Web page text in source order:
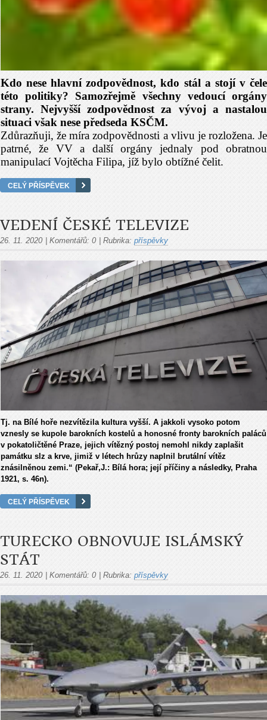
Kdo nese hlavní zodpovědnost, kdo stál a stojí v čele
této politiky? Samozřejmě všechny vedoucí orgány
strany. Nejvyšší zodpovědnost za vývoj a nastalou
situaci však nese předseda KSČM.
Zdůrazňuji, že míra zodpovědnosti a vlivu je rozložena. Je
patrné, že VV a další orgány jednaly pod obratnou
manipulací Vojtěcha Filipa, jíž bylo obtížné čelit.
CELÝ PŘÍSPĚVEK
VEDENÍ ČESKÉ TELEVIZE
26. 11. 2020 Komentářů: 0 Rubrika: příspěvky
Tj. na Bílé hoře nezvítězila kultura vyšší. A jakkoli vysoko potom
vznesly se kupole barokních kostelů a honosné fronty barokních paláců
v pokatoličtěné Praze, jejich vítězný postoj nemohl nikdy zaplašit
památku slz a krve, jimiž v létech hrůzy naplnil brutální vítěz
znásilněnou zemi.“ (Pekař,J.: Bílá hora; její příčiny a následky, Praha
1921, s. 46n).
CELÝ PŘÍSPĚVEK
TURECKO OBNOVUJE ISLÁMSKÝ
STÁT
26. 11. 2020 Komentářů: 0 Rubrika: příspěvky